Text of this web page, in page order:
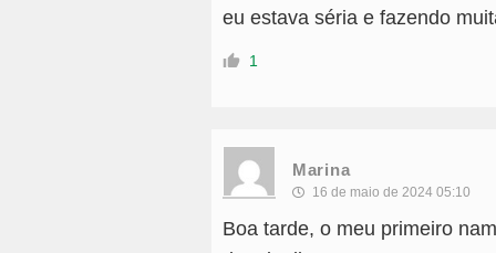
eu estava séria e fazendo
1
Marina
16 de maio de 2024 05:10
Boa tarde, o meu primeiro